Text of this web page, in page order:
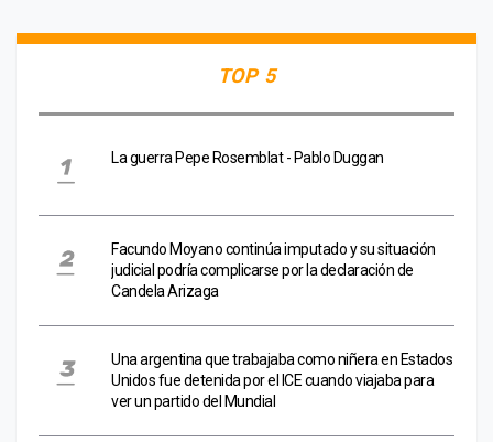
TOP 5
La guerra Pepe Rosemblat - Pablo Duggan
Facundo Moyano continúa imputado y su situación
judicial podría complicarse por la declaración de
Candela Arizaga
Una argentina que trabajaba como niñera en Estados
Unidos fue detenida por el ICE cuando viajaba para
ver un partido del Mundial